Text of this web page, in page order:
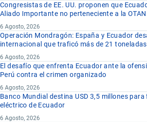
Congresistas de EE. UU. proponen que
Aliado Importante no perteneciente a la OTAN
6 Agosto, 2026
Operación Mondragón: España y Ecuador
internacional que traficó más de 21
6 Agosto, 2026
El desafío que enfrenta Ecuador ante la
Perú contra el crimen organizado
6 Agosto, 2026
Banco Mundial destina USD 3,5 millones
eléctrico de Ecuador
6 Agosto, 2026